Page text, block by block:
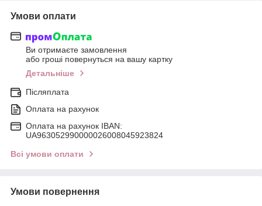
Умови оплати
Ви отримаєте замовлення
або гроші повернуться на вашу картку
Детальніше
Післяплата
Оплата на рахунок
Оплата на рахунок IBAN:
UA963052990000026008045923824
Всі умови оплати
Умови повернення